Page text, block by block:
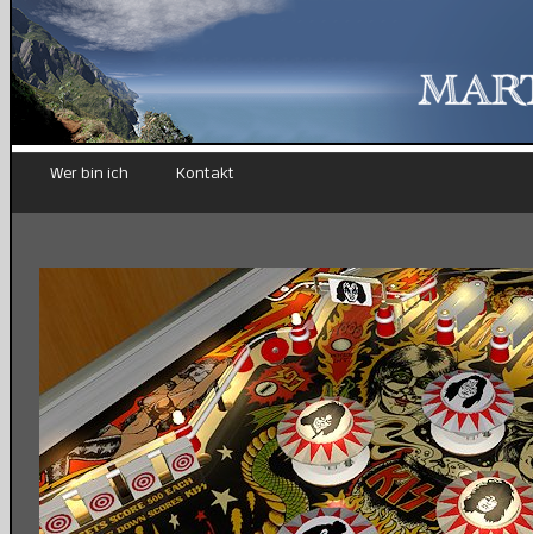
Wer bin ich Kontakt